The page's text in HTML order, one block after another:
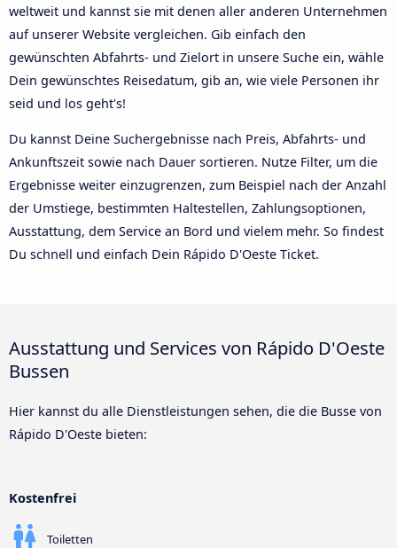
weltweit und kannst sie mit denen aller anderen Unternehmen
auf unserer Website vergleichen. Gib einfach den
gewünschten Abfahrts- und Zielort in unsere Suche ein, wähle
Dein gewünschtes Reisedatum, gib an, wie viele Personen ihr
seid und los geht's!
Du kannst Deine Suchergebnisse nach Preis, Abfahrts- und
Ankunftszeit sowie nach Dauer sortieren. Nutze Filter, um die
Ergebnisse weiter einzugrenzen, zum Beispiel nach der Anzahl
der Umstiege, bestimmten Haltestellen, Zahlungsoptionen,
Ausstattung, dem Service an Bord und vielem mehr. So findest
Du schnell und einfach Dein Rápido D'Oeste Ticket.
Ausstattung und Services von Rápido D'Oeste
Bussen
Hier kannst du alle Dienstleistungen sehen, die die Busse von
Rápido D'Oeste bieten:
Kostenfrei
Toiletten